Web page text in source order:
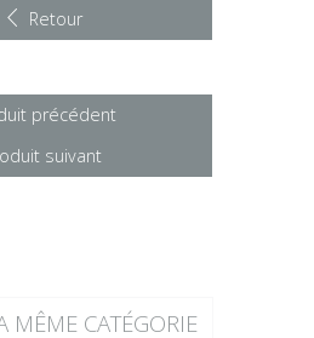
Retour
précédent
suivant
MÊME CATÉGORIE